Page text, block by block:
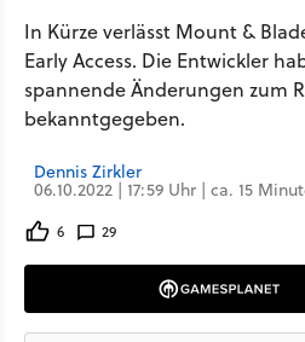
In Kürze verlässt Mount &
Early Access. Die Entwickler
spannende Änderungen zum
bekanntgegeben.
Dennis Zirkler
06.10.2022 | 17:59 Uhr | ca. 15
6 29